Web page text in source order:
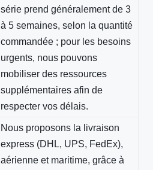
série prend généralement de 3
à 5 semaines, selon la quantité
commandée ; pour les besoins
urgents, nous pouvons
mobiliser des ressources
supplémentaires afin de
respecter vos délais.
Nous proposons la livraison
express (DHL, UPS, FedEx),
aérienne et maritime, grâce à